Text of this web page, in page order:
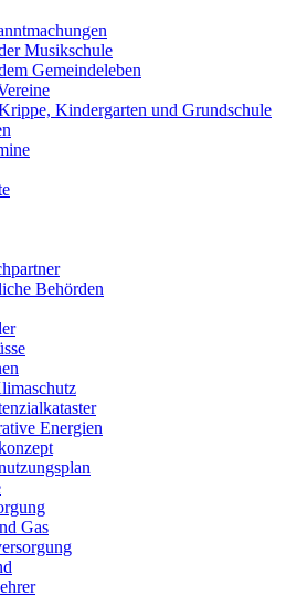
Musikschule
Gemeindeleben
Kindergarten und Grundschule
Behörden
Energien
Gas